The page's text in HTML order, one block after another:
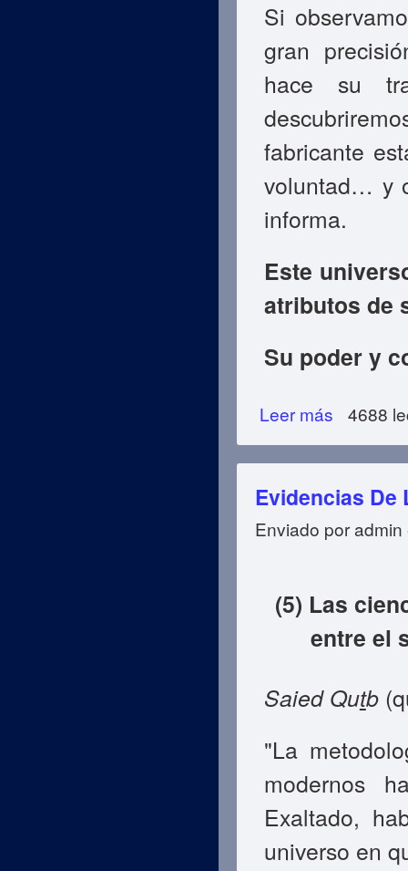
Si
gran
hace su
fabricante
voluntad… y
informa.
Este
atributos de
Su poder y
Leer más sobre
4688
Evidencias De
Enviado poradmin
(5) Las
entre el
Saied Qutb
"La
modernos
Exaltado,
universo en